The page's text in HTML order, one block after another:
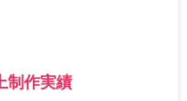
制作実績